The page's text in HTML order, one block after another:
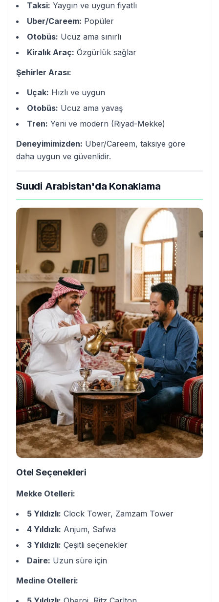
Taksi: Yaygın ve uygun fiyatlı
Uber/Careem: Popüler
Otobüs: Ucuz ama sınırlı
Kiralık Araç: Özgürlük sağlar
Şehirler Arası:
Uçak: Hızlı ve uygun
Otobüs: Ucuz ama yavaş
Tren: Yeni ve modern (Riyad-Mekke)
Deneyimimizden: Uber/Careem, taksiye göre
daha uygun ve güvenlidir.
Suudi Arabistan'da Konaklama
Otel Seçenekleri
Mekke Otelleri:
5 Yıldızlı: Clock Tower, Zamzam Tower
4 Yıldızlı: Anjum, Safwa
3 Yıldızlı: Çeşitli seçenekler
Daire: Uzun süre için
Medine Otelleri: